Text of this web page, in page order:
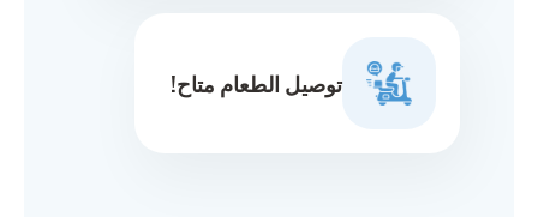
توصيل الطعام متاح!